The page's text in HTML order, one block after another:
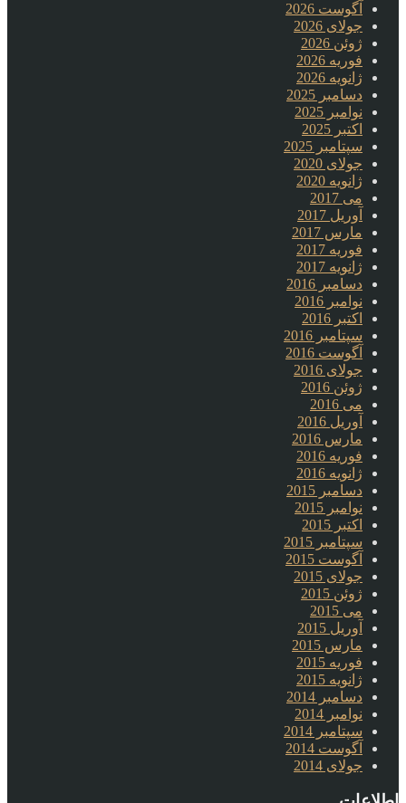
آگوست 2026
جولای 2026
ژوئن 2026
فوریه 2026
ژانویه 2026
دسامبر 2025
نوامبر 2025
اکتبر 2025
سپتامبر 2025
جولای 2020
ژانویه 2020
می 2017
آوریل 2017
مارس 2017
فوریه 2017
ژانویه 2017
دسامبر 2016
نوامبر 2016
اکتبر 2016
سپتامبر 2016
آگوست 2016
جولای 2016
ژوئن 2016
می 2016
آوریل 2016
مارس 2016
فوریه 2016
ژانویه 2016
دسامبر 2015
نوامبر 2015
اکتبر 2015
سپتامبر 2015
آگوست 2015
جولای 2015
ژوئن 2015
می 2015
آوریل 2015
مارس 2015
فوریه 2015
ژانویه 2015
دسامبر 2014
نوامبر 2014
سپتامبر 2014
آگوست 2014
جولای 2014